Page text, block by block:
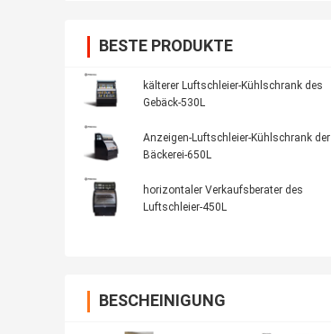
BESTE PRODUKTE
kälterer Luftschleier-Kühlschrank des
Gebäck-530L
Anzeigen-Luftschleier-Kühlschrank der
Bäckerei-650L
horizontaler Verkaufsberater des
Luftschleier-450L
BESCHEINIGUNG